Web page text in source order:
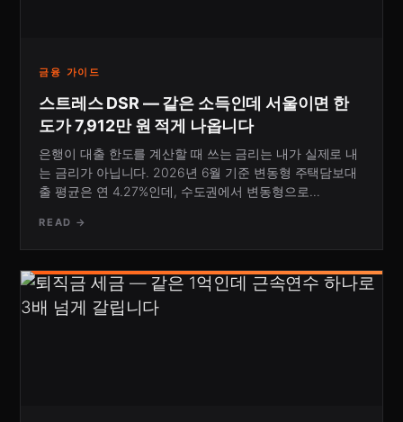
금융 가이드
스트레스 DSR — 같은 소득인데 서울이면 한
도가 7,912만 원 적게 나옵니다
은행이 대출 한도를 계산할 때 쓰는 금리는 내가 실제로 내
는 금리가 아닙니다. 2026년 6월 기준 변동형 주택담보대
출 평균은 연 4.27%인데, 수도권에서 변동형으로…
READ →